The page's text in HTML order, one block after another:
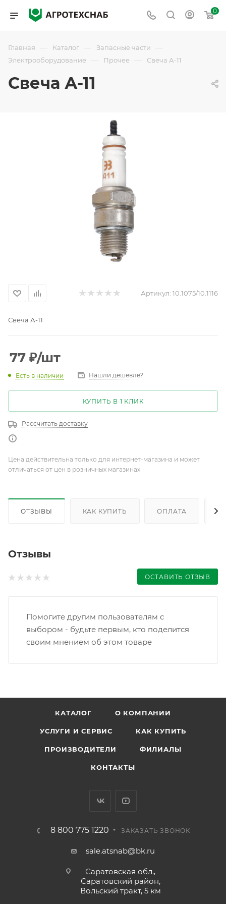
0
Главная — Каталог — Запасные части —
Электрооборудование — Прочее — Свеча А-11
Свеча А-11
Артикул: 10.1075/10.1116
Свеча А-11
77 ₽/шт
Есть в наличии Нашли дешевле?
КУПИТЬ В 1 КЛИК
Рассчитать доставку
Цена действительна только для интернет-магазина и может
отличаться от цен в розничных магазинах
ОТЗЫВЫ КАК КУПИТЬ ОПЛАТА
Отзывы
ОСТАВИТЬ ОТЗЫВ
Помогите другим пользователям с
выбором - будьте первым, кто поделится
своим мнением об этом товаре
КАТАЛОГ О КОМПАНИИ
УСЛУГИ И СЕРВИС КАК КУПИТЬ
ПРОИЗВОДИТЕЛИ ФИЛИАЛЫ
КОНТАКТЫ
8 800 775 1220 ЗАКАЗАТЬ ЗВОНОК
sale.atsnab@bk.ru
Саратовская обл.,
Саратовский район,
Вольский тракт, 5 км